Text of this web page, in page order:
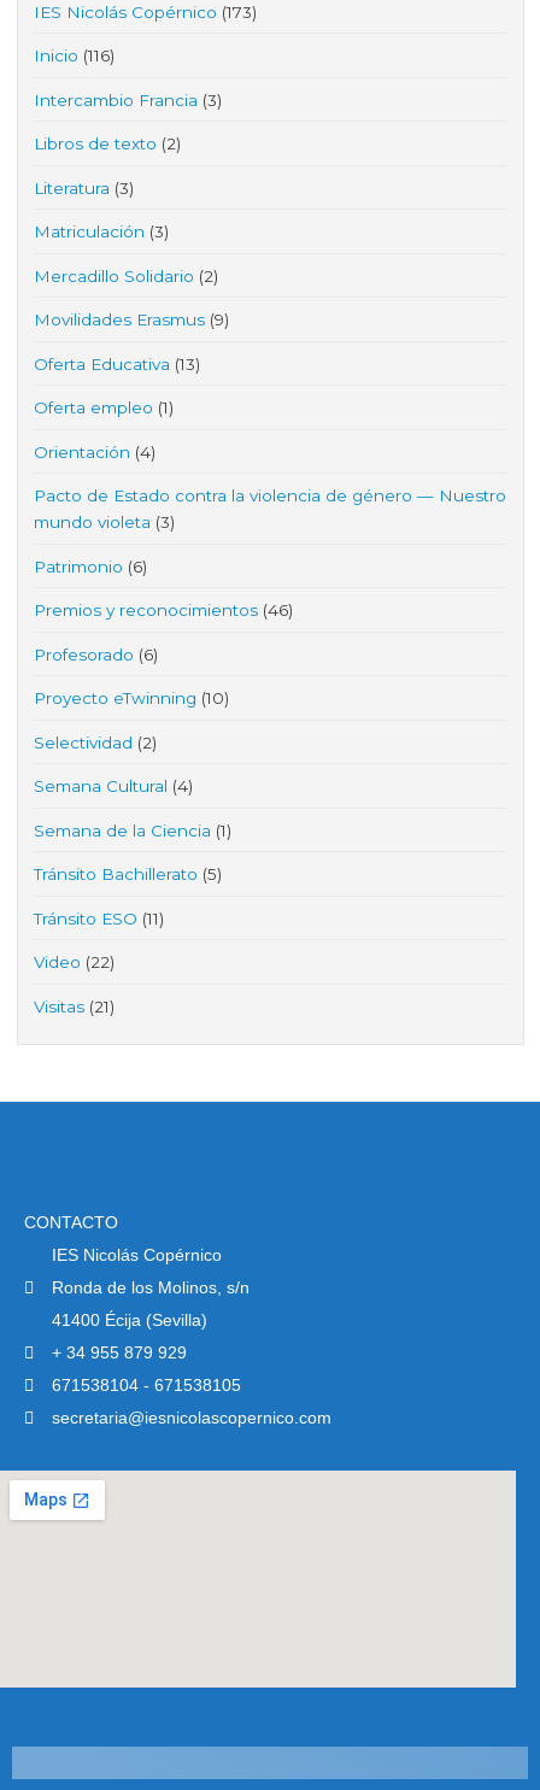
IES Nicolás Copérnico (173)
Inicio (116)
Intercambio Francia (3)
Libros de texto (2)
Literatura (3)
Matriculación (3)
Mercadillo Solidario (2)
Movilidades Erasmus (9)
Oferta Educativa (13)
Oferta empleo (1)
Orientación (4)
Pacto de Estado contra la violencia de género — Nuestro
mundo violeta (3)
Patrimonio (6)
Premios y reconocimientos (46)
Profesorado (6)
Proyecto eTwinning (10)
Selectividad (2)
Semana Cultural (4)
Semana de la Ciencia (1)
Tránsito Bachillerato (5)
Tránsito ESO (11)
Video (22)
Visitas (21)
CONTACTO
IES Nicolás Copérnico
Ronda de los Molinos, s/n
41400 Écija (Sevilla)
+ 34 955 879 929
671538104 - 671538105
secretaria@iesnicolascopernico.com